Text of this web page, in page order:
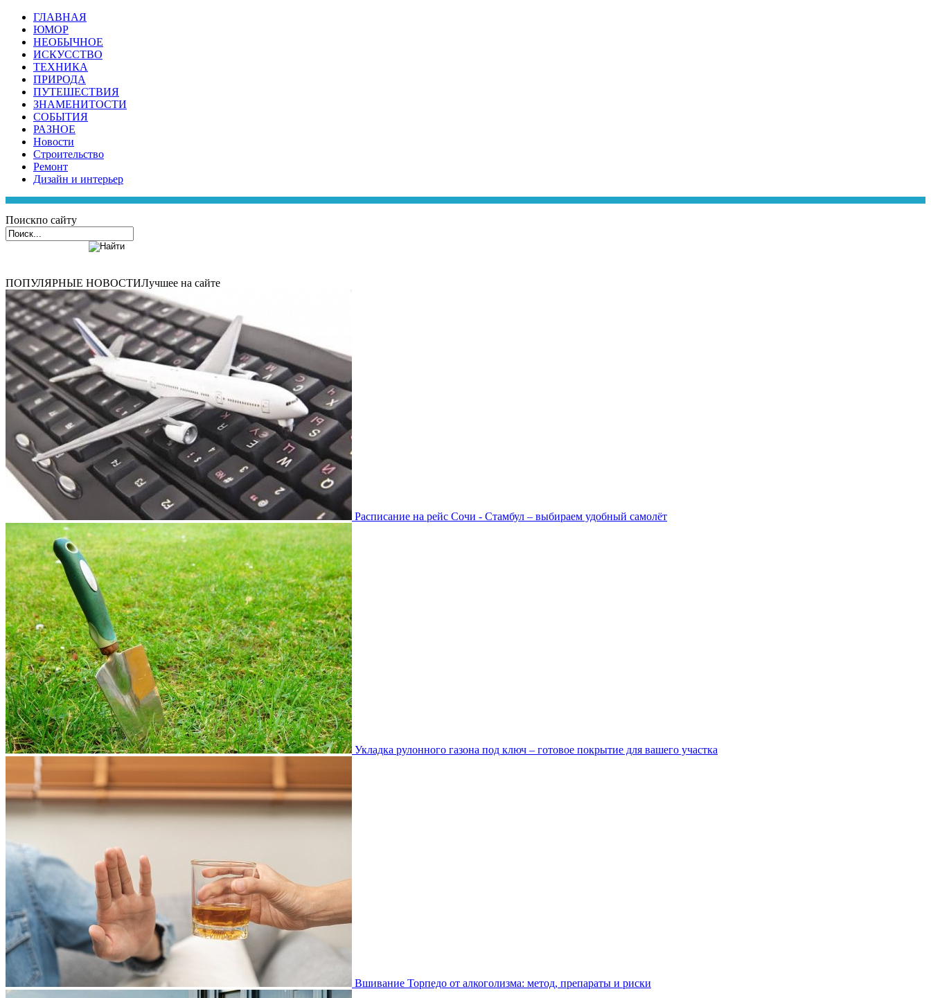
ГЛАВНАЯ
ЮМОР
НЕОБЫЧНОЕ
ИСКУССТВО
ТЕХНИКА
ПРИРОДА
ПУТЕШЕСТВИЯ
ЗНАМЕНИТОСТИ
СОБЫТИЯ
РАЗНОЕ
Новости
Строительство
Ремонт
Дизайн и интерьер
Поискпо сайту
ПОПУЛЯРНЫЕ НОВОСТИЛучшее на сайте
Расписание на рейс Сочи - Стамбул – выбираем удобный самолёт
Укладка рулонного газона под ключ – готовое покрытие для вашего участка
Вшивание Торпедо от алкоголизма: метод, препараты и риски